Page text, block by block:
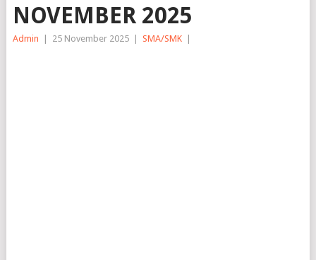
NOVEMBER 2025
Admin 25 November 2025 SMA/SMK